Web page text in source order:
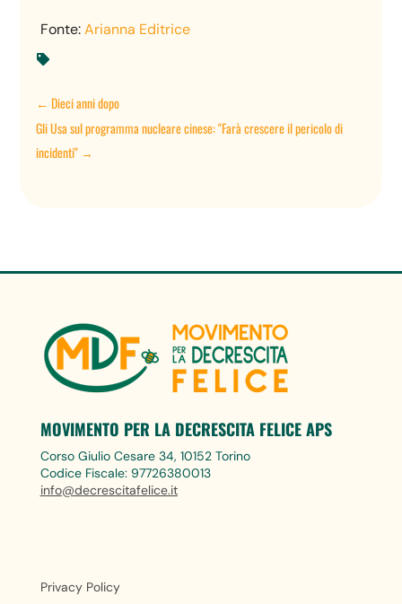
Fonte:Arianna Editrice

←Dieci anni dopo
Gli Usa sul programma nucleare cinese: "Farà crescere il pericolo di
incidenti" →
MOVIMENTO PER LA DECRESCITA FELICE APS
Corso Giulio Cesare 34, 10152 Torino
Codice Fiscale: 97726380013
info@decrescitafelice.it
Privacy Policy